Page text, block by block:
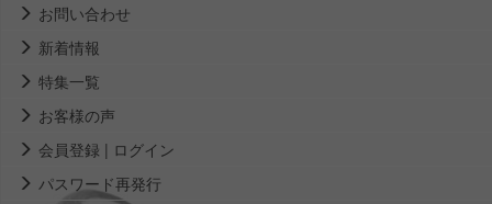
お問い合わせ
新着情報
特集一覧
お客様の声
会員登録 | ログイン
パスワード再発行